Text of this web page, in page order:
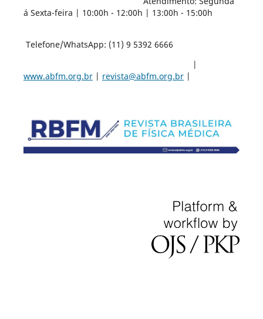
á Sexta-feira | 10:00h - 12:00h | 13:00h - 15:00h
Telefone/WhatsApp: (11) 9 5392 6666
|
www.abfm.org.br| revista@abfm.org.br|